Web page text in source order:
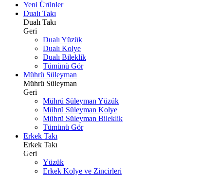
Yeni Ürünler
Dualı Takı
Dualı Takı
Geri
Dualı Yüzük
Dualı Kolye
Dualı Bileklik
Tümünü Gör
Mührü Süleyman
Mührü Süleyman
Geri
Mührü Süleyman Yüzük
Mührü Süleyman Kolye
Mührü Süleyman Bileklik
Tümünü Gör
Erkek Takı
Erkek Takı
Geri
Yüzük
Erkek Kolye ve Zincirleri